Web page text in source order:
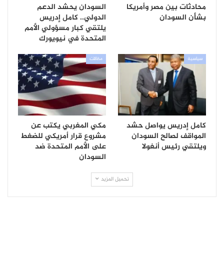
محادثات بين مصر وأمريكا
بشأن السودان
السودان يحشد الدعم
الدولي.. كامل إدريس
يلتقي كبار مسؤولي الأمم
المتحدة في نيويورك
سياسية
كامل إدريس يواصل حشد
المواقف لصالح السودان
ويلتقي رئيس أنغولا
مقالات
مكي المغربي يكتب عن
مشروع قرار أمريكي للضغط
على الأمم المتحدة ضد
السودان
تحميل المزيد